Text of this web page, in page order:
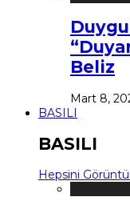
Beliz
Mart 8,
BASILI
BASILI
Hepsini